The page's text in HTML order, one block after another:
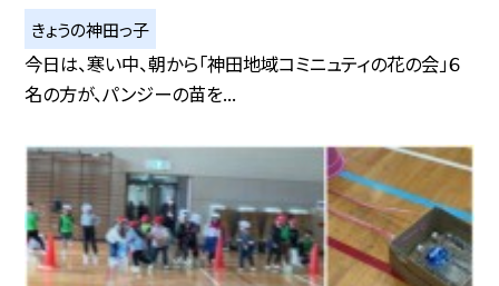
きょうの神田っ子
今日は、寒い中、朝から「神田地域コミニュティの花の会」６
名の方が、パンジーの苗を...